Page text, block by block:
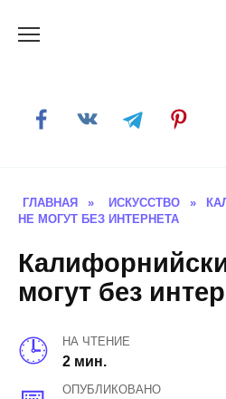
ГЛАВНАЯ » ИСКУССТВО »
НЕ МОГУТ БЕЗ ИНТЕРНЕТА
могут без
НА ЧТЕНИЕ
2 мин.
ОПУБЛИКОВАНО